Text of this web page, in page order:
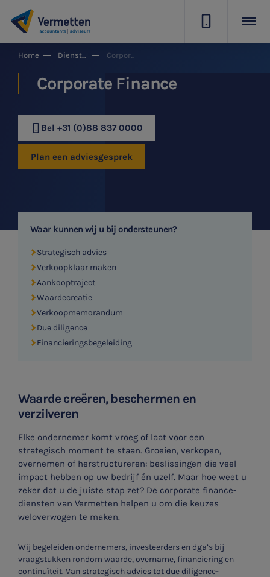
Home Dienstgroepen Corporate Finance
Corporate Finance
Bel +31 (0)88 837 0000
Plan een adviesgesprek
Waar kunnen wij u bij ondersteunen?
Strategisch advies
Verkoopklaar maken
Aankooptraject
Waardecreatie
Verkoopmemorandum
Due diligence
Financieringsbegeleiding
Waarde creëren, beschermen en
verzilveren
Elke ondernemer komt vroeg of laat voor een
strategisch moment te staan. Groeien, verkopen,
overnemen of herstructureren: beslissingen die veel
impact hebben op uw bedrijf én uzelf. Maar hoe weet u
zeker dat u de juiste stap zet? De corporate finance-
diensten van Vermetten helpen u om die keuzes
weloverwogen te maken.
Wij begeleiden ondernemers, investeerders en dga’s bij
vraagstukken rondom waarde, overname, financiering en
continuïteit. Van strategisch advies tot due diligence-